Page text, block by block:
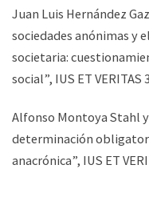
Juan Luis Hernández
sociedades anónimas y
societaria:
social”, IUS ET VERITAS
Alfonso Montoya Stahl
determinación
anacrónica”, IUS ET